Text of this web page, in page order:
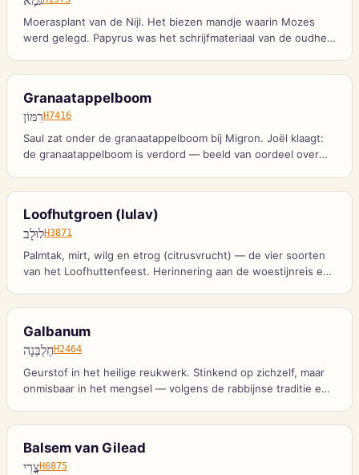
Moerasplant van de Nijl. Het biezen mandje waarin Mozes
werd gelegd. Papyrus was het schrijfmateriaal van de oudheid
Granaatappelboom
רִמּוֹן H7416
Saul zat onder de granaatappelboom bij Migron. Joël klaagt:
de granaatappelboom is verdord — beeld van oordeel over
Loofhutgroen (lulav)
לוּלָבH3871
Palmtak, mirt, wilg en etrog (citrusvrucht) — de vier soorten
van het Loofhuttenfeest. Herinnering aan de woestijnreis en
Galbanum
חֶלְבְּנָהH2464
Geurstof in het heilige reukwerk. Stinkend op zichzelf, maar
onmisbaar in het mengsel — volgens de rabbijnse traditie een
Balsem van Gilead
צֳרִיH6875